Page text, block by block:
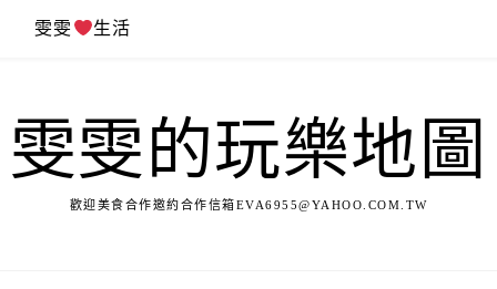
雯雯 生活
雯雯的玩樂地圖
歡迎美食合作邀約合作信箱EVA6955@YAHOO.COM.TW